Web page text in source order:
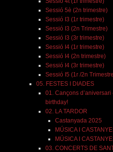
Sessió 5è (2n trimestre)
Sessió I3 (1r trimestre)
Sessió I3 (2n Trimestre)
Sessió I3 (3r trimestre)
Sessió I4 (1r trimestre)
Sessió I4 (2n trimestre)
Sessió I4 (3r trimestre)
Sessió I5 (1r /2n
05. FESTES I DIADES
01. Cançons
birthday!
02. LA TARDOR
Castanyada 2025
MÚSICA I
MÚSICA I
03. CONCERTS DE